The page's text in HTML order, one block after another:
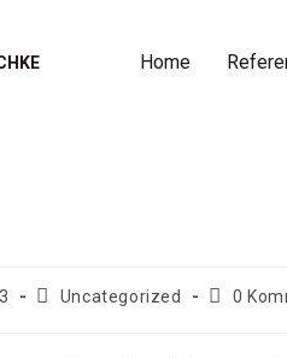
Home
Uncategorized 0